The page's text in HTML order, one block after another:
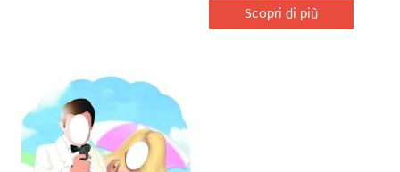
Scopri di più